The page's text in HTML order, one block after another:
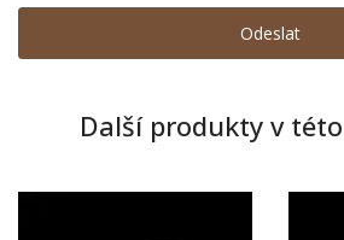
Další produkty v